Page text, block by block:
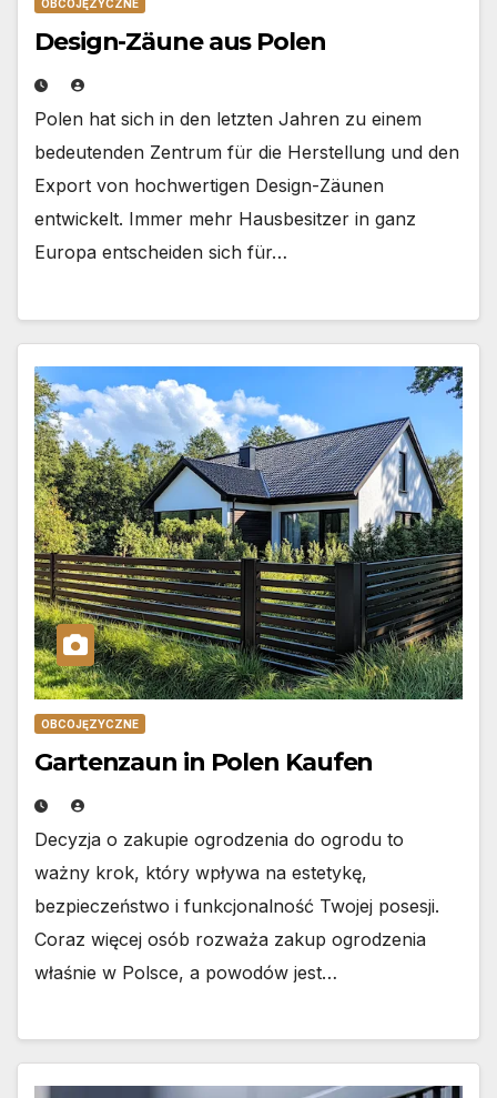
OBCOJĘZYCZNE
Design-Zäune aus Polen
Polen hat sich in den letzten Jahren zu einem
bedeutenden Zentrum für die Herstellung und den
Export von hochwertigen Design-Zäunen
entwickelt. Immer mehr Hausbesitzer in ganz
Europa entscheiden sich für…
OBCOJĘZYCZNE
Gartenzaun in Polen Kaufen
Decyzja o zakupie ogrodzenia do ogrodu to
ważny krok, który wpływa na estetykę,
bezpieczeństwo i funkcjonalność Twojej posesji.
Coraz więcej osób rozważa zakup ogrodzenia
właśnie w Polsce, a powodów jest…